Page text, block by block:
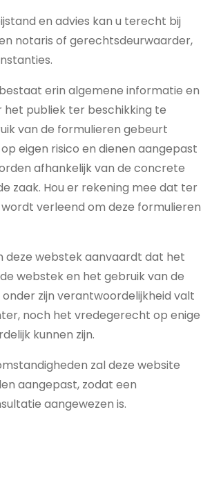
en advies kan u terecht bij
notaris of gerechtsdeurwaarder,
erin algemene informatie en
het publiek ter beschikking te
van de formulieren gebeurt
eigen risico en dienen aangepast
afhankelijk van de concrete
zaak. Hou er rekening mee dat ter
verleend om deze formulieren
deze webstek aanvaardt dat het
webstek en het gebruik van de
zijn verantwoordelijkheid valt
noch het vredegerecht op enige
kunnen zijn.
zal deze website
aangepast, zodat een
aangewezen is.